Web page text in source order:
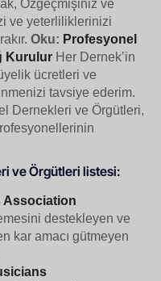
Özgeçmişiniz ve
ve yeterliliklerinizi
Oku: Profesyonel
Kurulur Her Dernek’in
ücretleri ve
tavsiye ederim.
Dernekleri ve Örgütleri,
ve Örgütleri listesi:
Association
destekleyen ve
kar amacı gütmeyen